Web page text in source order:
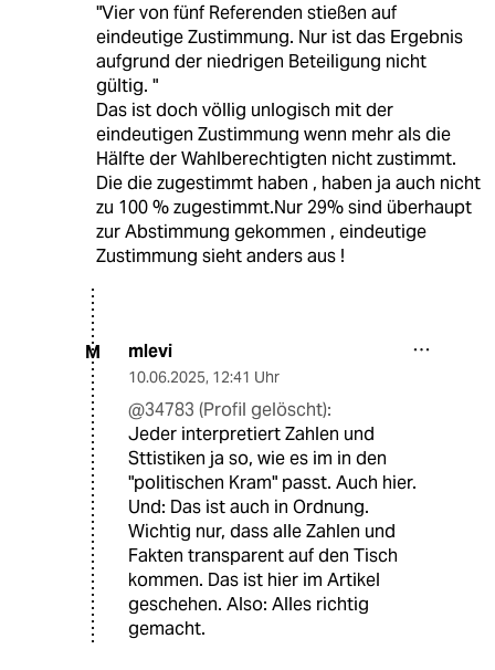
"Vier von fünf Referenden stießen auf
eindeutige Zustimmung. Nur ist das Ergebnis
aufgrund der niedrigen Beteiligung nicht
gültig. "
Das ist doch völlig unlogisch mit der
eindeutigen Zustimmung wenn mehr als die
Hälfte der Wahlberechtigten nicht zustimmt.
Die die zugestimmt haben , haben ja auch nicht
zu 100 % zugestimmt.Nur 29% sind überhaupt
zur Abstimmung gekommen , eindeutige
Zustimmung sieht anders aus !
M mlevi
10.06.2025, 12:41 Uhr
@34783 (Profil gelöscht):
Jeder interpretiert Zahlen und
Sttistiken ja so, wie es im in den
"politischen Kram" passt. Auch hier.
Und: Das ist auch in Ordnung.
Wichtig nur, dass alle Zahlen und
Fakten transparent auf den Tisch
kommen. Das ist hier im Artikel
geschehen. Also: Alles richtig
gemacht.